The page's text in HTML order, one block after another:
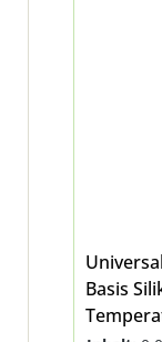
Basis